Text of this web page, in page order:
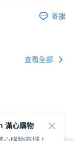
客服
查看全部
滿心購物